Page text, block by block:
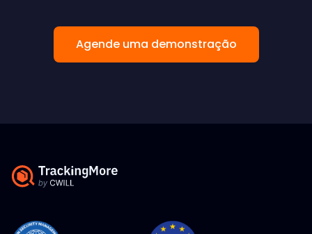
Agende uma demonstração